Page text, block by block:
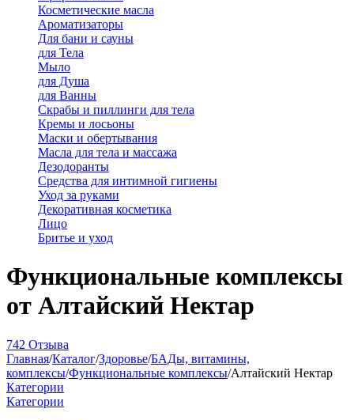
Косметические масла
Ароматизаторы
Для бани и сауны
для Тела
Мыло
для Душа
для Ванны
Скрабы и пиллинги для тела
Кремы и лосьоны
Маски и обертывания
Масла для тела и массажа
Дезодоранты
Средства для интимной гигиены
Уход за руками
Декоративная косметика
Лицо
Бритье и уход
Функциональные комплексы
от Алтайский Нектар
742 Отзыва
Главная/Каталог/Здоровье/БАДы, витамины,
комплексы/Функциональные комплексы/Алтайский Нектар
Категории
Категории